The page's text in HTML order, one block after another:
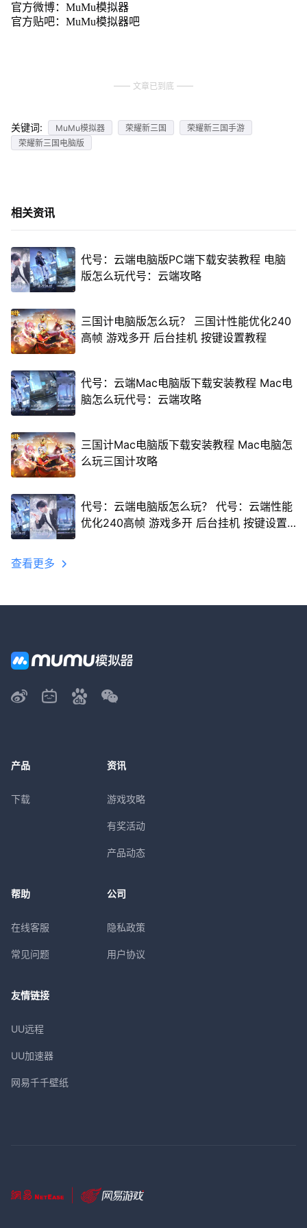
官方微博：MuMu模拟器
官方贴吧：MuMu模拟器吧
文章已到底
关键词: MuMu模拟器 荣耀新三国
荣耀新三国手游
荣耀新三国电脑版
相关资讯
代号：云端电脑版PC端下载安装教程 电脑
版怎么玩代号：云端攻略
三国计电脑版怎么玩？ 三国计性能优化240
高帧 游戏多开 后台挂机 按键设置教程
代号：云端Mac电脑版下载安装教程 Mac电
脑怎么玩代号：云端攻略
三国计Mac电脑版下载安装教程 Mac电脑怎
么玩三国计攻略
代号：云端电脑版怎么玩？ 代号：云端性能
优化240高帧 游戏多开 后台挂机 按键设置
查看更多
产品
下载
资讯
游戏攻略
有奖活动
产品动态
帮助
在线客服
常见问题
公司
隐私政策
用户协议
友情链接
UU远程
UU加速器
网易千千壁纸